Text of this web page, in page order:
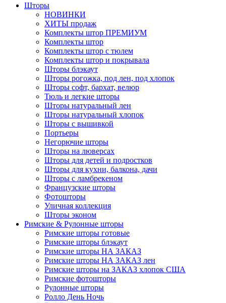
Шторы
НОВИНКИ
ХИТЫ продаж
Комплекты штор ПРЕМИУМ
Комплекты штор
Комплекты штор с тюлем
Комплекты штор и покрывала
Шторы блэкаут
Шторы рогожка, под лен, под хлопок
Шторы софт, бархат, велюр
Тюль и легкие шторы
Шторы натуральный лен
Шторы натуральный хлопок
Шторы с вышивкой
Портьеры
Негорючие шторы
Шторы на люверсах
Шторы для детей и подростков
Шторы для кухни, балкона, дачи
Шторы с ламбрекеном
Французские шторы
Фотошторы
Уличная коллекция
Шторы эконом
Римские & Рулонные шторы
Римские шторы готовые
Римские шторы блэкаут
Римские шторы НА ЗАКАЗ
Римские шторы НА ЗАКАЗ лен
Римские шторы на ЗАКАЗ хлопок США
Римские фотошторы
Рулонные шторы
Ролло День Ночь